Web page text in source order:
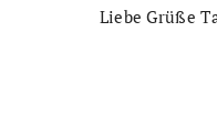
Liebe Grüße